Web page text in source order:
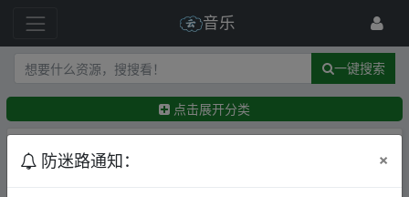
音乐
一键搜索
点击展开分类
最新 精华
防迷路通知： ×